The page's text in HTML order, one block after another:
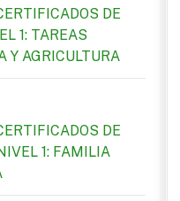
DE
1: TAREAS
Y AGRICULTURA
DE
1: FAMILIA